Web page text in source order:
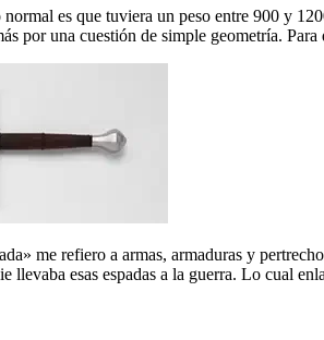
es que tuviera un peso entre 900 y
por una cuestión de simple geometría.
me refiero a armas, armaduras y
esas espadas a la guerra. Lo cual